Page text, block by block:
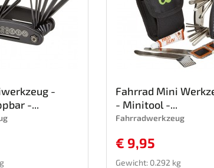
-
-...
Fahrrad Mini
- Minitool -...
Fahrradwerkzeug
€ 9,95
Gewicht: 0.292 kg